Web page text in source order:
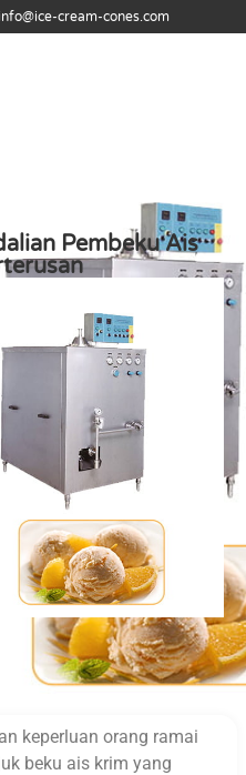
info@ice-cream-cones.com
Pembeku Ais
keperluan orang ramai
beku ais krim yang